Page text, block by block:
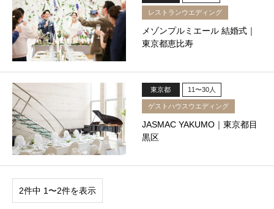
レストランウエディング
メゾンプルミエール 結婚式｜
東京都恵比寿
東京都 11〜30人
ゲストハウスウエディング
JASMAC YAKUMO｜東京都目
黒区
2件中 1〜2件を表示